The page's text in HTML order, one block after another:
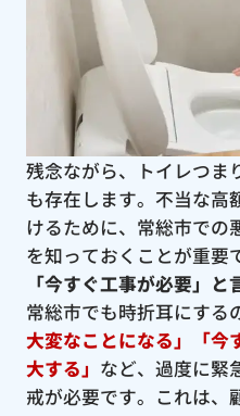
残念ながら、トイレつま
も存在します。不当な高
けるために、常総市での
を知っておくことが重要
「今すぐ工事が必要」と
常総市でも時折耳にする
大変なことになる」「今
大する」 など、過度に緊
戒が必要です。これは、